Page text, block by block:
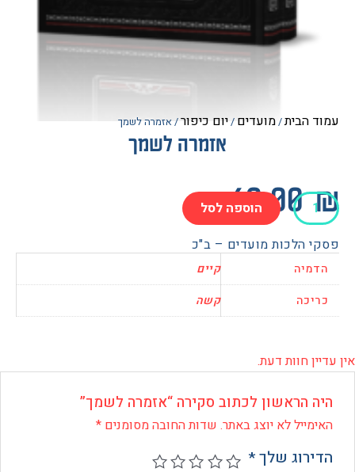
/מועדים/יום כיפור/ אזמרה לשמך
אזמרה לשמך
הוספה לסל
הלכות מועדים – ב"כ
חוות דעת.
הראשון לכתוב סקירה “אזמרה לשמך”
לא יוצג באתר.שדות החובה מסומנים*
שלך*